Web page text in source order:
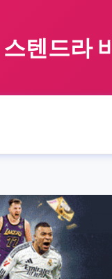
스텐드라